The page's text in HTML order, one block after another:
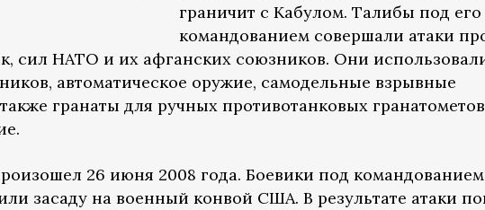
граничит с Кабулом. Талибы под его
командованием совершали атаки
сил НАТО и их афганских союзников. Они
автоматическое оружие, самодельные взрывные
гранаты для ручных противотанковых
26 июня 2008 года. Боевики под командованием
засаду на военный конвой США. В результате атаки